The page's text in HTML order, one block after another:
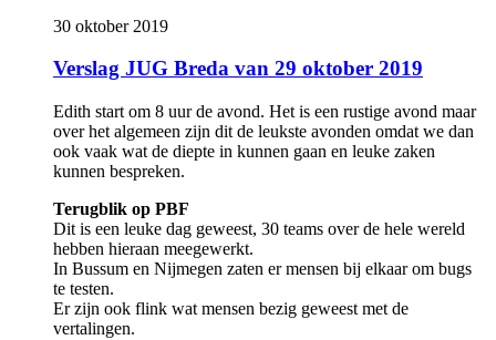
30 oktober 2019
Verslag JUG Breda van 29 oktober 2019
Edith start om 8 uur de avond. Het is een rustige avond maar
over het algemeen zijn dit de leukste avonden omdat we dan
ook vaak wat de diepte in kunnen gaan en leuke zaken
kunnen bespreken.
Terugblik op PBF
Dit is een leuke dag geweest, 30 teams over de hele wereld
hebben hieraan meegewerkt.
In Bussum en Nijmegen zaten er mensen bij elkaar om bugs
te testen.
Er zijn ook flink wat mensen bezig geweest met de
vertalingen.